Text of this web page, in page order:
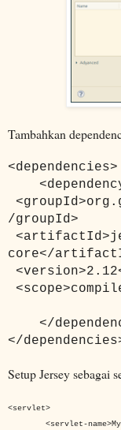
Tambahkan
<dependencies>
/groupId>
core</
</
</
Setup Jersey sebagai
<servlet>
<servlet-